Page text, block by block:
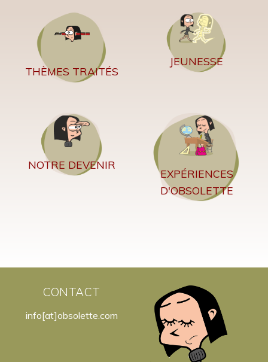
THÈMES TRAITÉS
JEUNESSE
NOTRE DEVENIR
EXPÉRIENCES
D'OBSOLETTE
CONTACT
info[at]obsolette.com